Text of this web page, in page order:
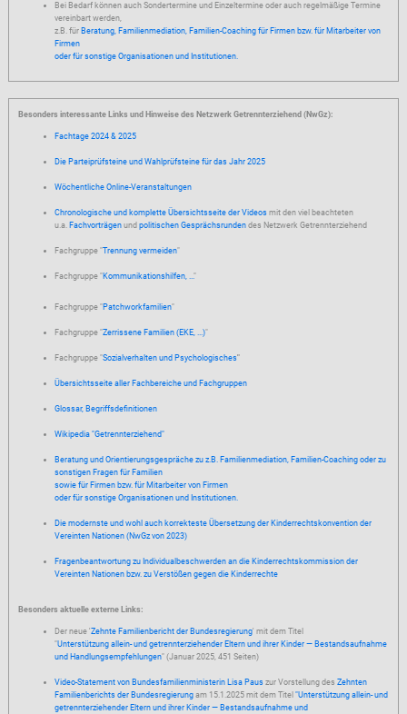
Bei Bedarf können auch Sondertermine und Einzeltermine oder auch regelmäßige Termine
vereinbart werden,
z.B. für Beratung, Familienmediation, Familien-Coaching für Firmen bzw. für Mitarbeiter von
Firmen
oder für sonstige Organisationen und Institutionen.
Besonders interessante Links und Hinweise des Netzwerk Getrennterziehend (NwGz):
Fachtage 2024 & 2025
Die Parteiprüfsteine und Wahlprüfsteine für das Jahr 2025
Wöchentliche Online-Veranstaltungen
Chronologische und komplette Übersichtsseite der Videos mit den viel beachteten
u.a. Fachvorträgen und politischen Gesprächsrunden des Netzwerk Getrennterziehend
Fachgruppe "Trennung vermeiden"
Fachgruppe "Kommunikationshilfen, ..."
Fachgruppe "Patchworkfamilien"
Fachgruppe "Zerrissene Familien (EKE, ...)"
Fachgruppe "Sozialverhalten und Psychologisches"
Übersichtsseite aller Fachbereiche und Fachgruppen
Glossar, Begriffsdefinitionen
Wikipedia "Getrennterziehend"
Beratung und Orientierungsgespräche zu z.B. Familienmediation, Familien-Coaching oder zu
sonstigen Fragen für Familien
sowie für Firmen bzw. für Mitarbeiter von Firmen
oder für sonstige Organisationen und Institutionen.
Die modernste und wohl auch korrekteste Übersetzung der Kinderrechtskonvention der
Vereinten Nationen (NwGz von 2023)
Fragenbeantwortung zu Individualbeschwerden an die Kinderrechtskommission der
Vereinten Nationen bzw. zu Verstößen gegen die Kinderrechte
Besonders aktuelle externe Links:
Der neue 'Zehnte Familienbericht der Bundesregierung' mit dem Titel
"Unterstützung allein- und getrennterziehender Eltern und ihrer Kinder — Bestandsaufnahme
und Handlungsempfehlungen" (Januar 2025, 451 Seiten)
Video-Statement von Bundesfamilienministerin Lisa Paus zur Vorstellung des Zehnten
Familienberichts der Bundesregierung am 15.1.2025 mit dem Titel "Unterstützung allein- und
getrennterziehender Eltern und ihrer Kinder — Bestandsaufnahme und